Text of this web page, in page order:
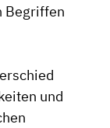
Begriffen
und